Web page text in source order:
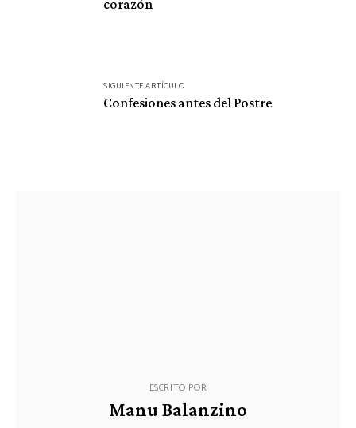
corazón
SIGUIENTE ARTÍCULO
Confesiones antes del Postre
ESCRITO POR
Manu Balanzino